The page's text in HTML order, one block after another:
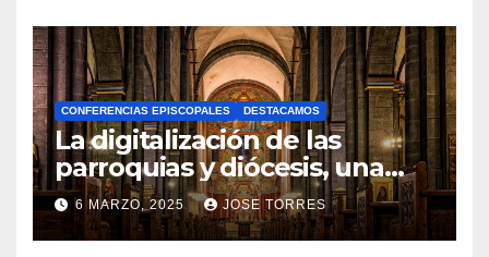
O
H
A
Y
C
O
M
CONFERENCIAS EPISCOPALES DESTACAMOS
La digitalización de las
parroquias y diócesis, una
realidad ya para el futuro de
la Iglesia
6 MARZO, 2025 JOSE TORRES
N